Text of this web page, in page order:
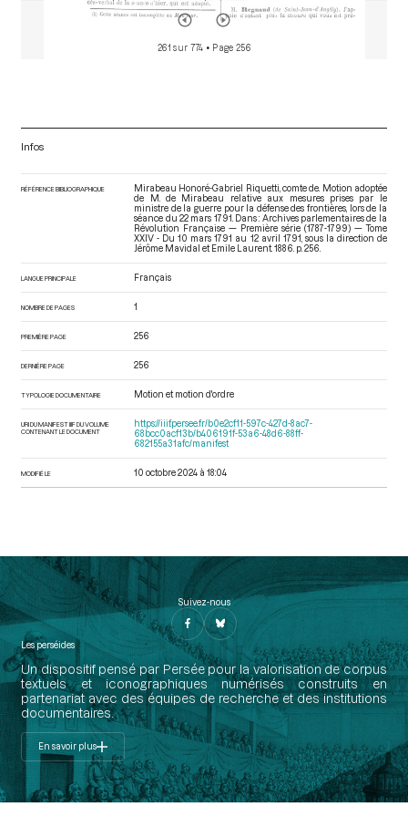
261 sur 774 • Page 256
Infos
RÉFÉRENCE BIBLIOGRAPHIQUE
Mirabeau Honoré-Gabriel Riquetti, comte de. Motion adoptée
de M. de Mirabeau relative aux mesures prises par le
ministre de la guerre pour la défense des frontières, lors de la
séance du 22 mars 1791. Dans : Archives parlementaires de la
Révolution Française — Première série (1787-1799) — Tome
XXIV - Du 10 mars 1791 au 12 avril 1791 , sous la direction de
Jérôme Mavidal et Emile Laurent. 1886. p. 256.
LANGUE PRINCIPALE Français
NOMBRE DE PAGES 1
PREMIÈRE PAGE 256
DERNIÈRE PAGE 256
TYPOLOGIE DOCUMENTAIRE Motion et motion d'ordre
URI DU MANIFEST IIIF DU VOLUME
CONTENANT LE DOCUMENT
https://iiif.persee.fr/b0e2cf11-597c-427d-8ac7-
68bcc0acf13b/b406191f-53a6-48d6-88ff-
682155a31afc/manifest
MODIFIÉ LE 10 octobre 2024 à 18:04
Suivez-nous
Les perséides
Un dispositif pensé par Persée pour la valorisation de corpus
textuels et iconographiques numérisés construits en
partenariat avec des équipes de recherche et des institutions
documentaires.
En savoir plus